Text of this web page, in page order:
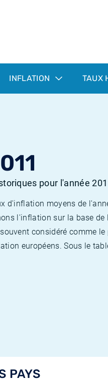
INFLATION TAUX
pour l'année
d'inflation moyens de
l'inflation sur la base
considéré comme
européens. Sous le
PAYS